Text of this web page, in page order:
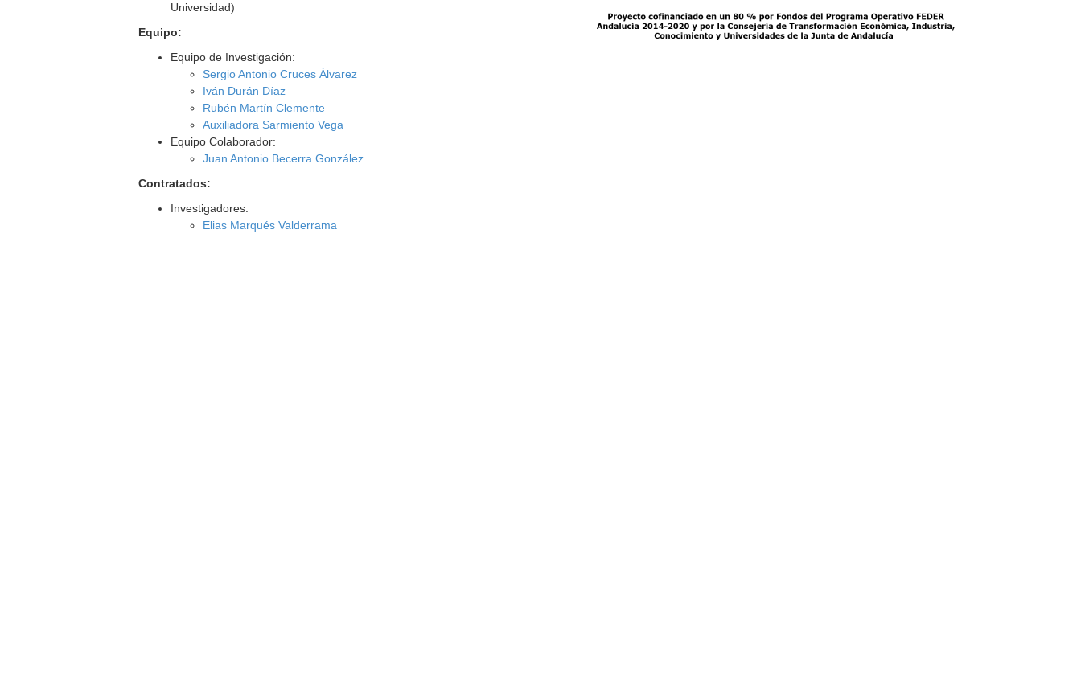
Universidad)
Equipo:
Equipo de Investigación:
Sergio Antonio Cruces Álvarez
Iván Durán Díaz
Rubén Martín Clemente
Auxiliadora Sarmiento Vega
Equipo Colaborador:
Juan Antonio Becerra González
Contratados:
Investigadores:
Elias Marqués Valderrama